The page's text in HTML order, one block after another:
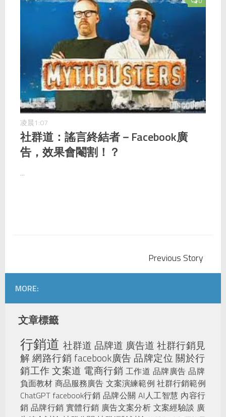
凌晨1:07
社群道：謠言終結者－Facebook廣
告，效果會閹割！？
...
Previous Story
MORE:
文章標籤
行銷道 社群道 品牌道 廣告道 社群行銷見
解網路行銷 facebook廣告 品牌定位關於行
銷工作文案道 電商行銷 工作道 品牌廣告 品牌
負面教材 商品服務廣告 文案演練範例 社群行銷範例
ChatGPT facebook行銷 品牌公關 AI人工智慧 內容行
銷 品牌行銷 實體行銷 廣告文案分析 文案經驗談 廣